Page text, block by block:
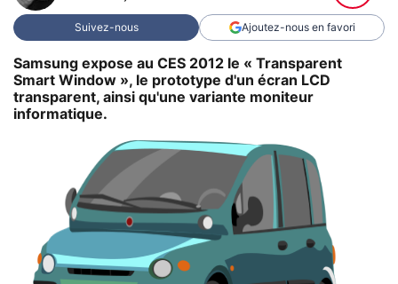
Suivez-nous Ajoutez-nous en favori
Samsung expose au CES 2012 le « Transparent
Smart Window », le prototype d'un écran LCD
transparent, ainsi qu'une variante moniteur
informatique.